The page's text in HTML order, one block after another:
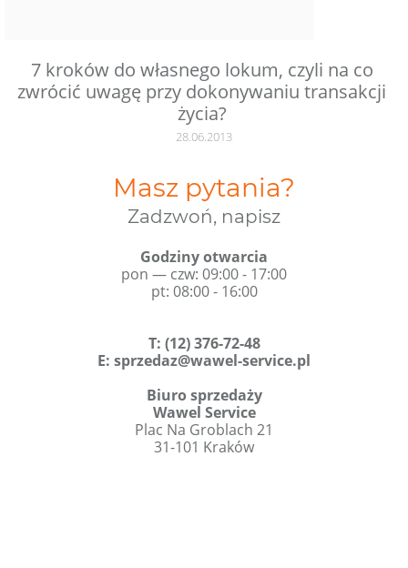
7 kroków do własnego lokum, czyli na co
zwrócić uwagę przy dokonywaniu transakcji
życia?
28.06.2013
Masz pytania?
Zadzwoń, napisz
Godziny otwarcia
pon — czw: 09:00 - 17:00
pt: 08:00 - 16:00
T: (12) 376-72-48
E: sprzedaz@wawel-service.pl
Biuro sprzedaży
Wawel Service
Plac Na Groblach 21
31-101 Kraków